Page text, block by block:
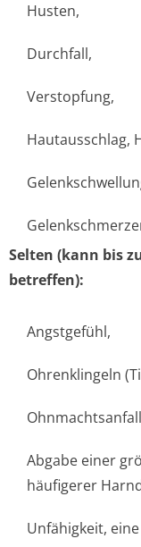
Husten,
Durchfall,
Verstopfung,
Hautausschlag,
Selten (kann bis
betreffen):
Angstgefühl,
Ohrenklingeln
Abgabe einer
häufigerer
Unfähigkeit,